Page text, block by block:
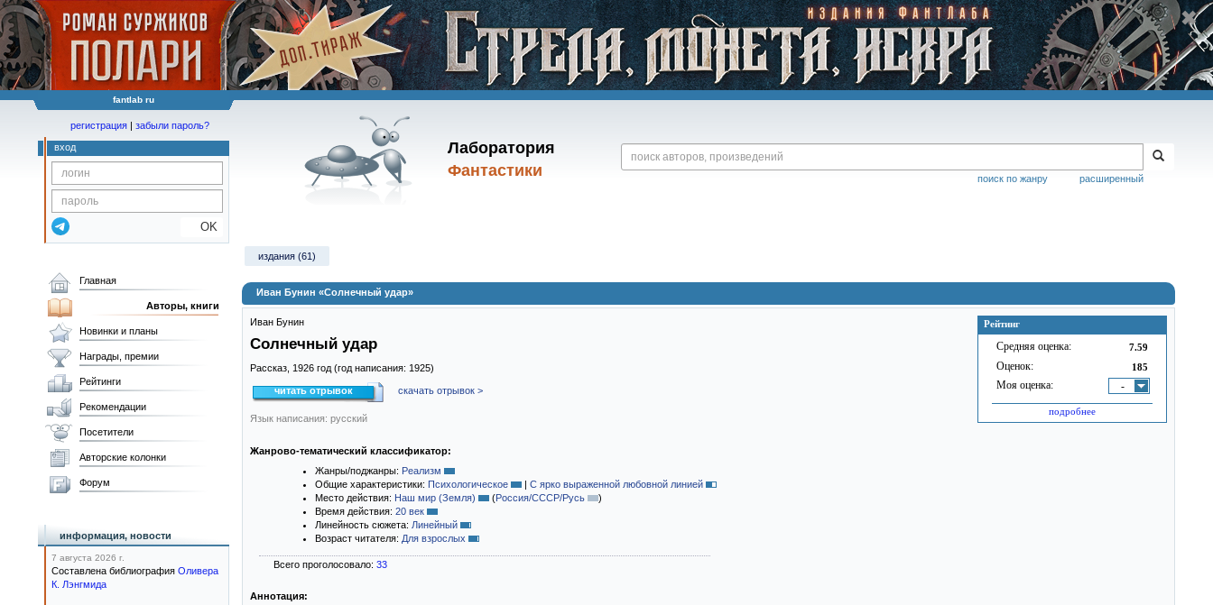
fantlab ru
Лаборатория
Фантастики
расширенный
поиск по жанру
регистрация | забыли пароль?
вход
OK
издания (61)
Иван Бунин «Солнечный удар»
Рейтинг
Средняя оценка: 7.59
Оценок: 185
Моя оценка: -
подробнее
Иван Бунин
Солнечный удар
Рассказ, 1926 год (год написания: 1925)
читать отрывок скачать отрывок >
Язык написания: русский
Жанрово-тематический классификатор:
Жанры/поджанры: Реализм
Общие характеристики: Психологическое | С ярко выраженной любовной линией
Место действия: Наш мир (Земля) (Россия/СССР/Русь
)
Время действия: 20 век
Линейность сюжета: Линейный
Возраст читателя: Для взрослых
Всего проголосовало: 33
Аннотация:
Главная
Авторы, книги
Новинки и планы
Награды, премии
Рейтинги
Рекомендации
Посетители
Авторские колонки
Форум
информация, новости
7 августа 2026 г.
Составлена библиография Оливера
К. Лэнгмида